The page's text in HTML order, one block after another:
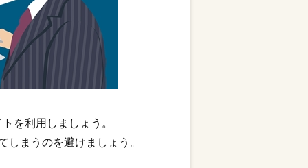
を利用しましょう。
まうのを避けましょう。